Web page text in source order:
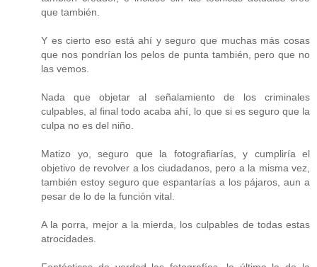
que también.
Y es cierto eso está ahí y seguro que muchas más cosas
que nos pondrían los pelos de punta también, pero que no
las vemos.
Nada que objetar al señalamiento de los criminales
culpables, al final todo acaba ahí, lo que si es seguro que la
culpa no es del niño.
Matizo yo, seguro que la fotografiarías, y cumpliría el
objetivo de revolver a los ciudadanos, pero a la misma vez,
también estoy seguro que espantarías a los pájaros, aun a
pesar de lo de la función vital.
A la porra, mejor a la mierda, los culpables de todas estas
atrocidades.